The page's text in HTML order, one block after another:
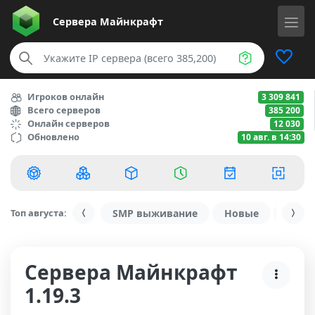
Сервера Майнкрафт
Игроков онлайн 3 309 841
Всего серверов 385 200
Онлайн серверов 12 030
Обновлено 10 авг. в 14:30
Топ августа: SMP выживание Новые С
Сервера Майнкрафт
1.19.3